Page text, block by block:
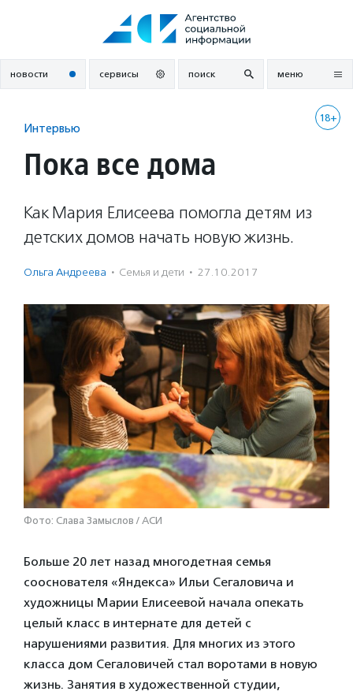
новости сервисы поиск меню
18+
Интервью
Пока все дома
Как Мария Елисеева помогла детям из
детских домов начать новую жизнь.
Ольга Андреева · Семья и дети · 27.10.2017
Фото: Слава Замыслов / АСИ
Больше 20 лет назад многодетная семья
сооснователя «Яндекса» Ильи Сегаловича и
художницы Марии Елисеевой начала опекать
целый класс в интернате для детей с
нарушениями развития. Для многих из этого
класса дом Сегаловичей стал воротами в новую
жизнь. Занятия в художественной студии,